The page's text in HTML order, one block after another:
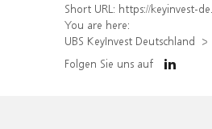
Short URL: https://keyinvest-de.ubs.com/produkt/
You are here:
UBS KeyInvest Deutschland
Folgen Sie uns auf